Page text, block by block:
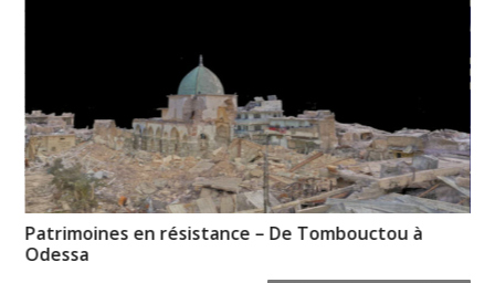
Patrimoines en résistance – De Tombouctou à
Odessa